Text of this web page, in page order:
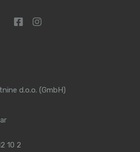
d.o.o. (GmbH)
10 2